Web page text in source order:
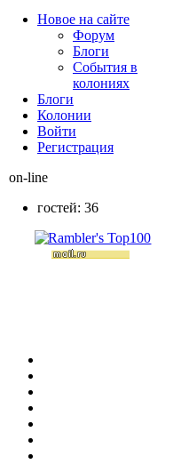
Новое на сайте
Форум
Блоги
События в
колониях
Блоги
Колонии
Войти
Peгиcтpaция
on-line
гостей: 36